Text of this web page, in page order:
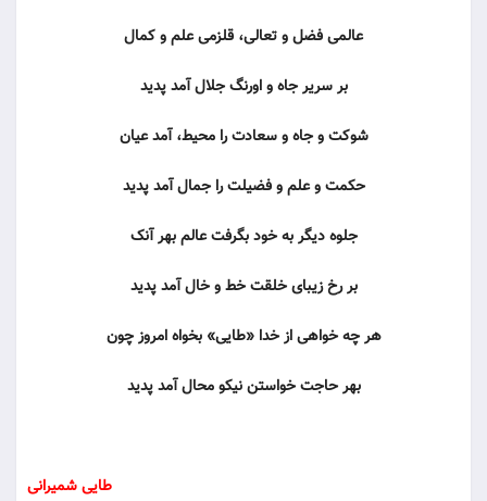
عالمى فضل و تعالى، قلزمى علم و کمال
بر سریر جاه و اورنگ جلال آمد پدید
شوکت و جاه و سعادت را محیط، آمد عیان
حکمت و علم و فضیلت را جمال آمد پدید
جلوه دیگر به خود بگرفت عالم بهر آنک
بر رخ زیباى خلقت خط و خال آمد پدید
هر چه خواهى از خدا «طایى» بخواه امروز چون
بهر حاجت خواستن نیکو محال آمد پدید
طایى شمیرانى